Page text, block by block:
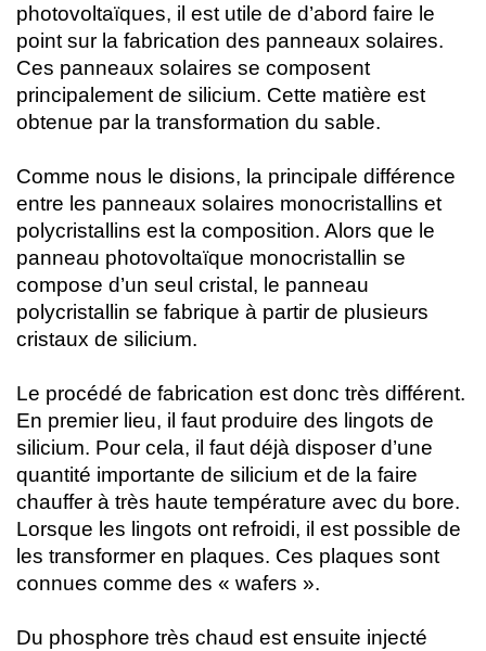
photovoltaïques, il est utile de d’abord faire le
point sur la fabrication des panneaux solaires.
Ces panneaux solaires se composent
principalement de silicium. Cette matière est
obtenue par la transformation du sable.
Comme nous le disions, la principale différence
entre les panneaux solaires monocristallins et
polycristallins est la composition. Alors que le
panneau photovoltaïque monocristallin se
compose d’un seul cristal, le panneau
polycristallin se fabrique à partir de plusieurs
cristaux de silicium.
Le procédé de fabrication est donc très différent.
En premier lieu, il faut produire des lingots de
silicium. Pour cela, il faut déjà disposer d’une
quantité importante de silicium et de la faire
chauffer à très haute température avec du bore.
Lorsque les lingots ont refroidi, il est possible de
les transformer en plaques. Ces plaques sont
connues comme des « wafers ».
Du phosphore très chaud est ensuite injecté